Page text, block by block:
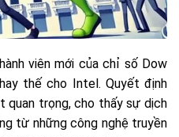
viên mới của chỉ số Dow
thế cho Intel. Quyết định
quan trọng, cho thấy sự dịch
từ những công nghệ truyền